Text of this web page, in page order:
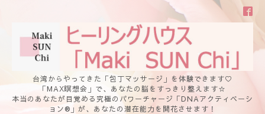
台湾からやってきた「包丁マッサージ」を体験できます♡
「MAX瞑想会」で、あなたの脳をすっきり整えます☆
本当のあなたが目覚める究極のパワーチャージ「DNAアクティベーシ
ョン®」が、あなたの潜在能力を開花させます！